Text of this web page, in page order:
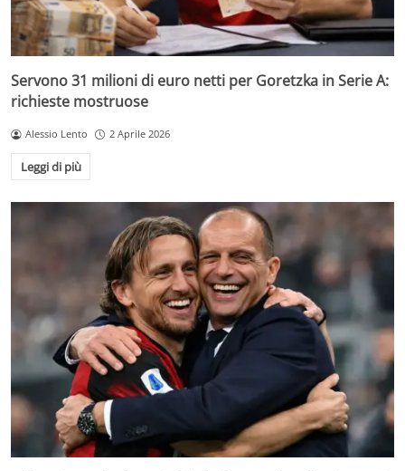
Servono 31 milioni di euro netti per Goretzka in Serie A:
richieste mostruose
Alessio Lento 2 Aprile 2026
Leggi di più